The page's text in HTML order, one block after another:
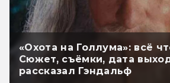
«Охота на Голлума»: всё
Сюжет, съёмки, дата
рассказал Гэндальф